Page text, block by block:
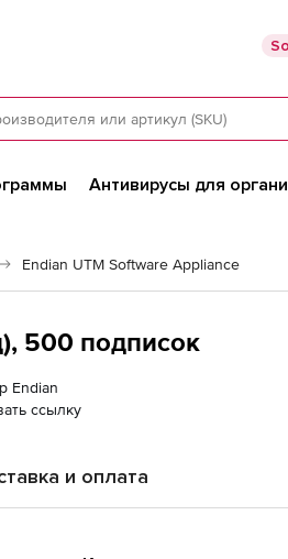
Антивирусы для
Endian UTM Software Appliance
500 подписок
Endian
ссылку
и оплата